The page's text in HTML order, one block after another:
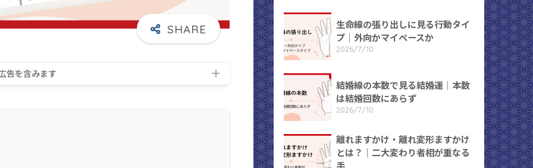
告を含みます
生命線の張り出しに見る行動タイ
プ｜外向かマイペースか
2026/7/10
結婚線の本数で見る結婚運｜本数
は結婚回数にあらず
2026/7/10
離れますかけ・離れ変形ますかけ
とは？｜二大変わり者相が重なる
手